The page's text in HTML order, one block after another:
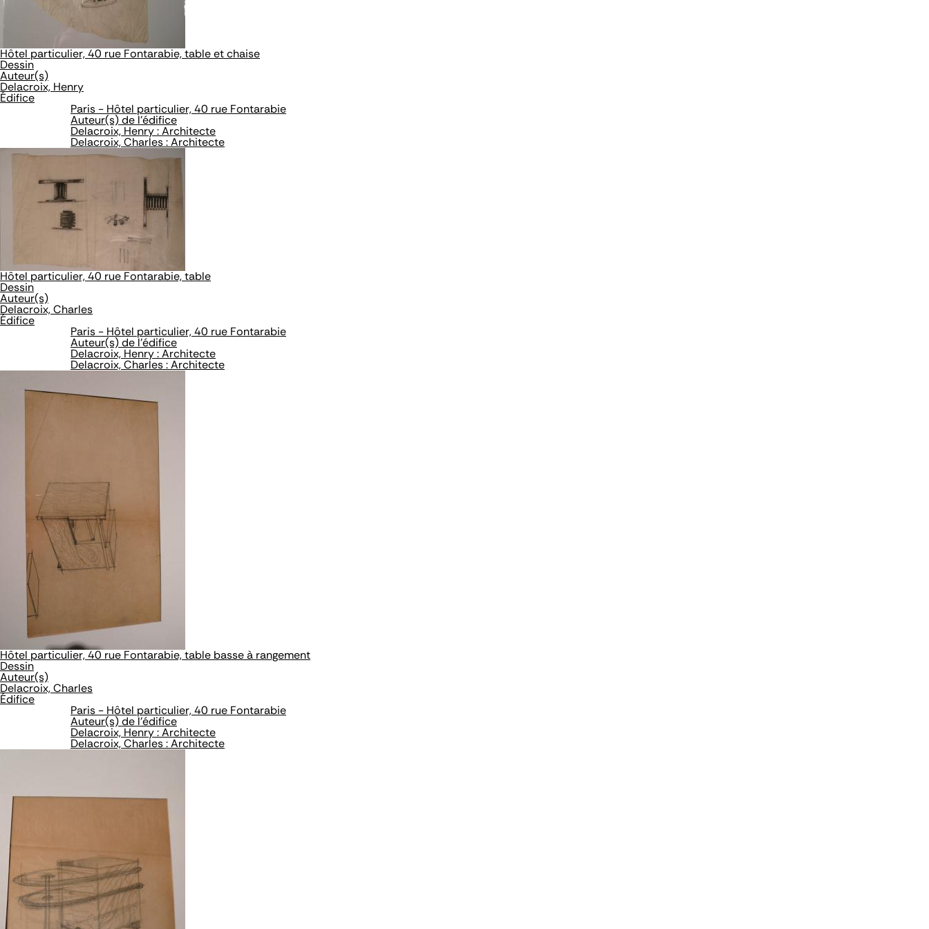
Hôtel particulier, 40 rue Fontarabie, table et chaise
Dessin
Auteur(s)
Delacroix, Henry
Édifice
Paris - Hôtel particulier, 40 rue Fontarabie
Auteur(s) de l'édifice
Delacroix, Henry : Architecte
Delacroix, Charles : Architecte
Hôtel particulier, 40 rue Fontarabie, table
Dessin
Auteur(s)
Delacroix, Charles
Édifice
Paris - Hôtel particulier, 40 rue Fontarabie
Auteur(s) de l'édifice
Delacroix, Henry : Architecte
Delacroix, Charles : Architecte
Hôtel particulier, 40 rue Fontarabie, table basse à rangement
Dessin
Auteur(s)
Delacroix, Charles
Édifice
Paris - Hôtel particulier, 40 rue Fontarabie
Auteur(s) de l'édifice
Delacroix, Henry : Architecte
Delacroix, Charles : Architecte